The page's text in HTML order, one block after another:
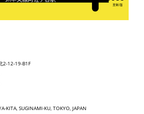
2-12-19-B1F
KITA, SUGINAMI-KU, TOKYO, JAPAN